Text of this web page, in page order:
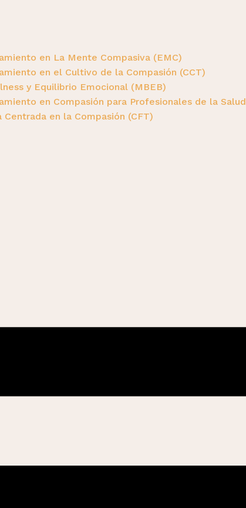
en La Mente Compasiva (EMC)
en el Cultivo de la Compasión (CCT)
y Equilibrio Emocional (MBEB)
en Compasión para Profesionales de la Salud
Centrada en la Compasión (CFT)